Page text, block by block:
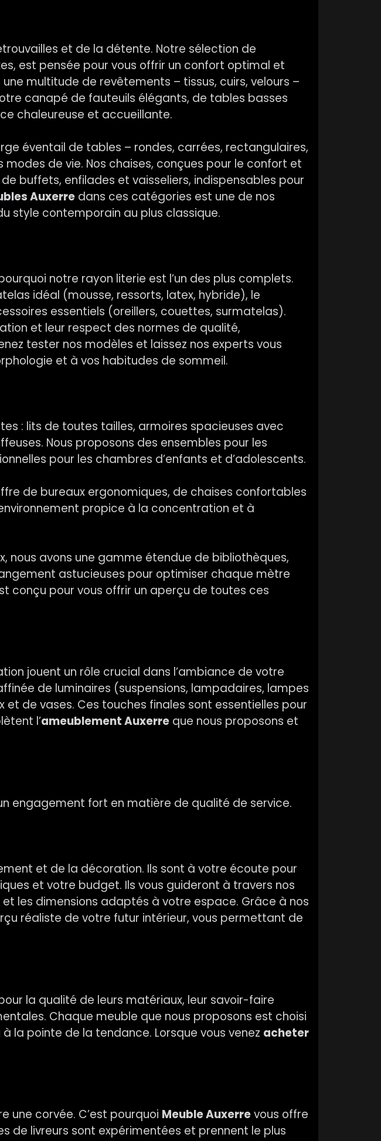
et de la détente. Notre sélection de
est pensée pour vous offrir un confort optimal et
multitude de revêtements – tissus, cuirs, velours –
canapé de fauteuils élégants, de tables basses
chaleureuse et accueillante.
éventail de tables – rondes, carrées, rectangulaires,
de vie. Nos chaises, conçues pour le confort et
buffets, enfilades et vaisseliers, indispensables pour
Auxerre dans ces catégories est une de nos
style contemporain au plus classique.
notre rayon literie est l’un des plus complets.
idéal (mousse, ressorts, latex, hybride), le
essentiels (oreillers, couettes, surmatelas).
et leur respect des normes de qualité,
tester nos modèles et laissez nos experts vous
et à vos habitudes de sommeil.
: lits de toutes tailles, armoires spacieuses avec
Nous proposons des ensembles pour les
pour les chambres d’enfants et d’adolescents.
de bureaux ergonomiques, de chaises confortables
propice à la concentration et à
nous avons une gamme étendue de bibliothèques,
astucieuses pour optimiser chaque mètre
conçu pour vous offrir un aperçu de toutes ces
jouent un rôle crucial dans l’ambiance de votre
de luminaires (suspensions, lampadaires, lampes
de vases. Ces touches finales sont essentielles pour
l’ameublement Auxerre que nous proposons et
engagement fort en matière de qualité de service.
et de la décoration. Ils sont à votre écoute pour
et votre budget. Ils vous guideront à travers nos
les dimensions adaptés à votre espace. Grâce à nos
réaliste de votre futur intérieur, vous permettant de
la qualité de leurs matériaux, leur savoir-faire
Chaque meuble que nous proposons est choisi
la pointe de la tendance. Lorsque vous venez acheter
une corvée. C’est pourquoi Meuble Auxerrevous offre
de livreurs sont expérimentées et prennent le plus